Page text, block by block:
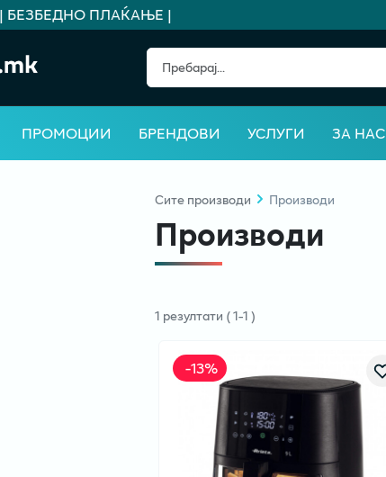
ПЛАЌАЊЕ |
ПРОМОЦИИ БРЕНДОВИ УСЛУГИ ЗА НАС
Ситепроизводи Производи
Производи
1 резултати (1-1)
-13%